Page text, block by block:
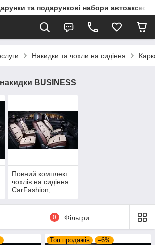
та подарункові набори
Накидки та чохли на сидіння
BUSINESS
Повний комплект
чохлів на сидіння
CarFashion,
PLUS
0 Фільтри
Топ продажів –6%